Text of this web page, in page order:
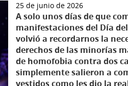
25 de junio de 2026
A solo unos días de que
manifestaciones del Día
volvió a recordarnos la
derechos de las minorías
de homofobia contra dos
simplemente salieron a
vestidos como les dio la